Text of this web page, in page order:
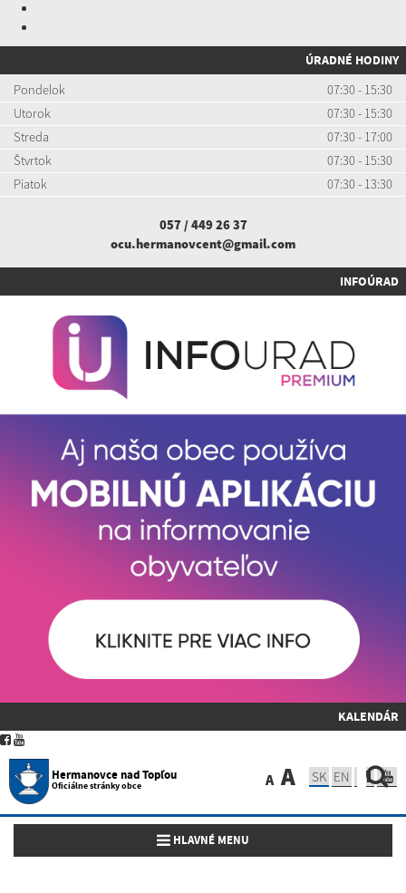
ÚRADNÉ HODINY
Pondelok
07:30 - 15:30
Utorok
07:30 - 15:30
Streda
07:30 - 17:00
Štvrtok
07:30 - 15:30
Piatok
07:30 - 13:30
057 / 449 26 37
ocu.hermanovcent@gmail.com
INFOÚRAD
KALENDÁR
Hermanovce nad Topľou
Oficiálne stránky obce A A SK EN
Toggle navigation
HLAVNÉ MENU